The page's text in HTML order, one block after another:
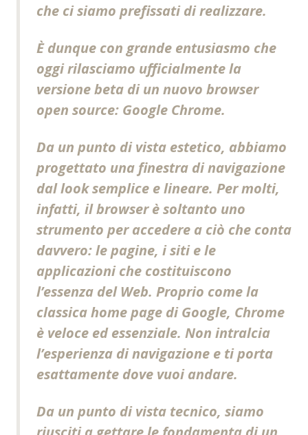
che ci siamo prefissati di realizzare.
È dunque con grande entusiasmo che
oggi rilasciamo ufficialmente la
versione beta di un nuovo browser
open source: Google Chrome.
Da un punto di vista estetico, abbiamo
progettato una finestra di navigazione
dal look semplice e lineare. Per molti,
infatti, il browser è soltanto uno
strumento per accedere a ciò che conta
davvero: le pagine, i siti e le
applicazioni che costituiscono
l’essenza del Web. Proprio come la
classica home page di Google, Chrome
è veloce ed essenziale. Non intralcia
l’esperienza di navigazione e ti porta
esattamente dove vuoi andare.
Da un punto di vista tecnico, siamo